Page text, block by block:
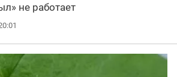
не работает